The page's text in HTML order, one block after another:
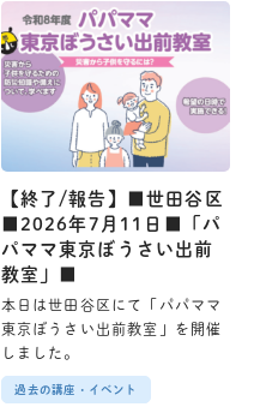
【終了/報告】■世田谷区
■2026年7月11日■「パ
パママ東京ぼうさい出前
教室」■
本日は世田谷区にて「パパママ
東京ぼうさい出前教室」を開催
しました。
過去の講座・イベント